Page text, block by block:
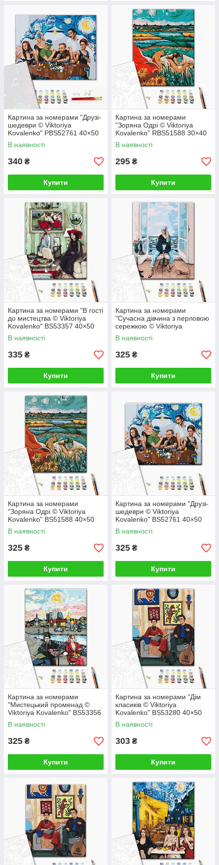
Картина за номерами "Друзі-
шедеври © Viktoriya
Kovalenko" PBS52761 40×50
см
В наявності
340 ₴
Купити
Картина за номерами
"Зоряна Одрі © Viktoriya
Kovalenko" RBS51588 30×40
см
В наявності
295 ₴
Купити
Картина за номерами "В гості
до мистецтва © Viktoriya
Kovalenko" BS53357 40×50
см
В наявності
335 ₴
Купити
Картина за номерами
"Сучасна дівчина з перловою
сережкою © Viktoriya
Kovalenko" BS52762 40×50
см
В наявності
325 ₴
Купити
Картина за номерами
"Зоряна Одрі © Viktoriya
Kovalenko" BS51588 40×50
см
В наявності
325 ₴
Купити
Картина за номерами "Друзі-
шедеври © Viktoriya
Kovalenko" BS52761 40×50
см
В наявності
325 ₴
Купити
Картина за номерами
"Мистецький променад ©
Viktoriya Kovalenko" BS53356
40×50 см
В наявності
325 ₴
Купити
Картина за номерами "Дім
класиків © Viktoriya
Kovalenko" BS53280 40×50
см
В наявності
303 ₴
Купити